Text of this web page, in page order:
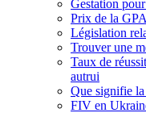
Gestation
Prix de la GPA
Législation
Trouver une
Taux de
autrui
Que signifie
FIV en